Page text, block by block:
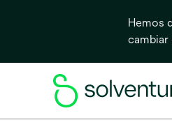
Hemos
cambiar